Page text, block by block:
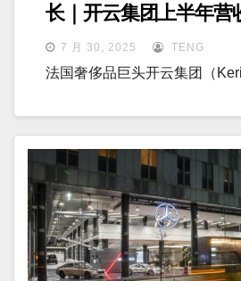
长｜开云集团上半年营
7 月 30, 2025 TENG
法国奢侈品巨头开云集团（